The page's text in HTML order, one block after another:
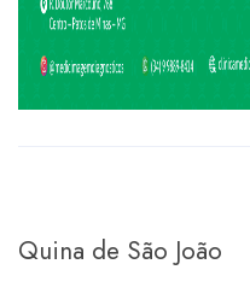
Quina de São João